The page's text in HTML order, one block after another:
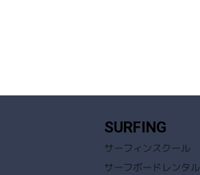
SURFING
サーフィンスクール
サーフボードレンタル